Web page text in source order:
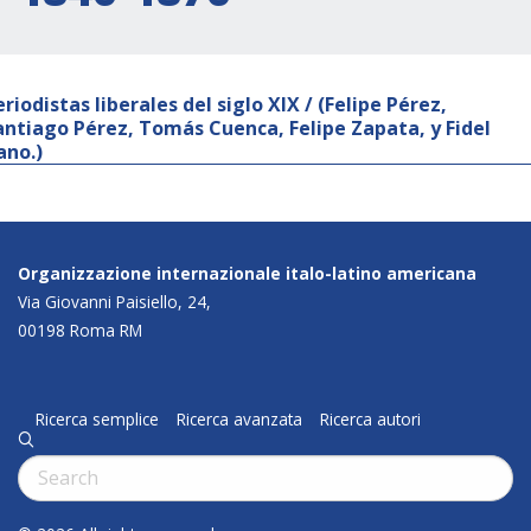
liberales del siglo XIX / (Felipe Pérez,
Pérez, Tomás Cuenca, Felipe Zapata, y Fidel
Organizzazione internazionale italo-latino americana
Via Giovanni Paisiello, 24,
00198 Roma RM
Ricerca semplice Ricerca avanzata Ricerca autori
q
Cerca: